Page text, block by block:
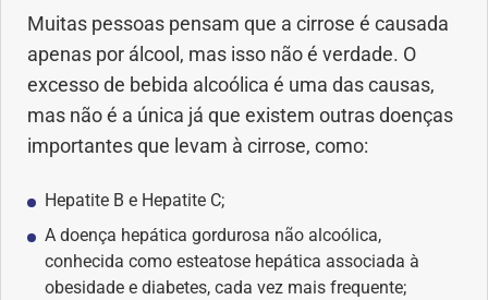
Saúde dos Dentes
Saúde dos olhos
Saúde dos ouvidos
Saúde dos rins
Saúde mental
Muitas pessoas pensam que a cirrose é causada
apenas por álcool, mas isso não é verdade. O
excesso de bebida alcoólica é uma das causas,
mas não é a única já que existem outras doenças
importantes que levam à cirrose, como:
Hepatite B e Hepatite C;
A doença hepática gordurosa não alcoólica,
conhecida como esteatose hepática associada à
obesidade e diabetes, cada vez mais frequente;